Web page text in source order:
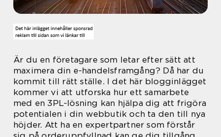
Är du en företagare som letar efter sätt att
maximera din e-handelsframgång? Då har du
kommit till rätt ställe. I det här blogginlägget
kommer vi att utforska hur ett samarbete
med en 3PL-lösning kan hjälpa dig att frigöra
potentialen i din webbutik och ta den till nya
höjder. Att ha en expertpartner som förstår